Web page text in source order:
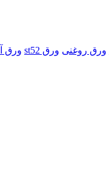
ورق روغنی ورق st52
ورق